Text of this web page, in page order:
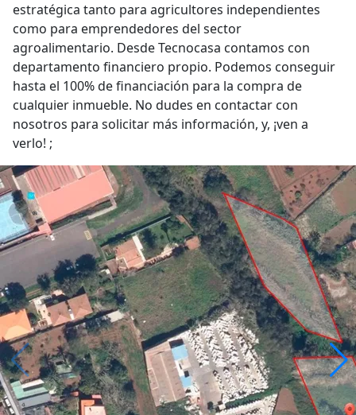
estratégica tanto para agricultores independientes
como para emprendedores del sector
agroalimentario. Desde Tecnocasa contamos con
departamento financiero propio. Podemos conseguir
hasta el 100% de financiación para la compra de
cualquier inmueble. No dudes en contactar con
nosotros para solicitar más información, y, ¡ven a
verlo! ;